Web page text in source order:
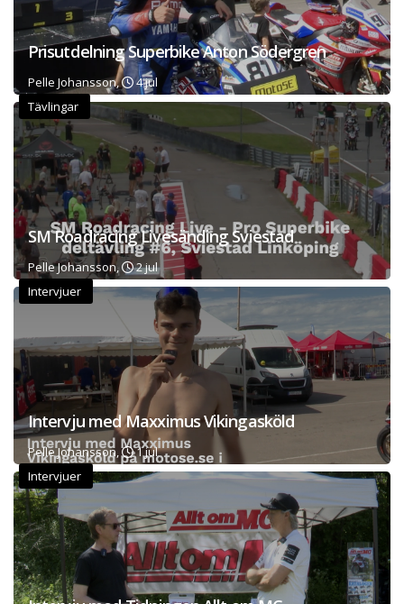
Prisutdelning Superbike Anton Södergren
Pelle Johansson,
4 jul
Tävlingar
SM Roadracing Livesänding Sviestad
Pelle Johansson,
2 jul
Intervjuer
Intervju med Maxximus Vikingasköld
Pelle Johansson,
1 jul
Intervjuer